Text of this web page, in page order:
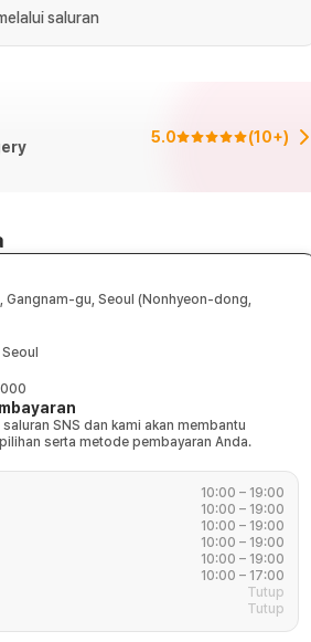
saluran
5.0 (10+)
Gangnam-gu, Seoul (Nonhyeon-dong,
SNS dan kami akan membantu
serta metode pembayaran Anda.
10:00 – 19:00
10:00 – 19:00
10:00 – 19:00
10:00 – 19:00
10:00 – 19:00
10:00 – 17:00
Tutup
Tutup